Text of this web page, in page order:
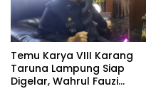
Temu Karya VIII Karang
Taruna Lampung Siap
Digelar, Wahrul Fauzi